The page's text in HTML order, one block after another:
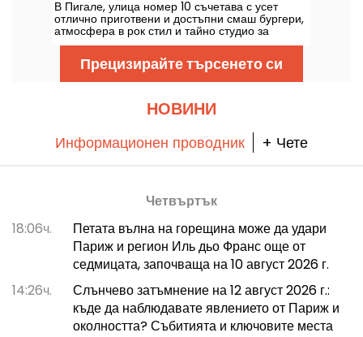
В Пигале, улица номер 10 съчетава с усет
отлично приготвени и достъпни смаш бургери,
атмосфера в рок стил и тайно студио за
татуировки, вкопано в сутерена. Това е
оживено място, което те кара да искаш да се
връщаш отново!
Прецизирайте търсенето си
НОВИНИ
Информационен проводник + Чете
Четвъртък
18:06ч.
Петата вълна на горещина може да удари
Париж и регион Иль дьо Франс още от
седмицата, започваща на 10 август 2026 г.
14:26ч.
Слънчево затъмнение на 12 август 2026 г.:
къде да наблюдавате явлението от Париж и
околността? Събитията и ключовите места